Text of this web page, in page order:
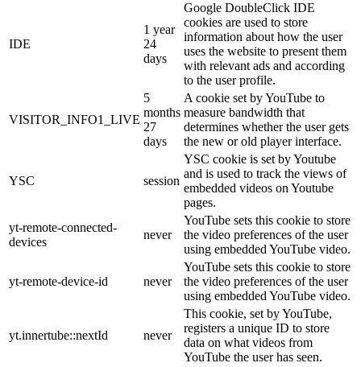
IDE
1 year
24
days
Google DoubleClick IDE
cookies are used to store
information about how the user
uses the website to present them
with relevant ads and according
to the user profile.
VISITOR_INFO1_LIVE
5
months
27
days
A cookie set by YouTube to
measure bandwidth that
determines whether the user gets
the new or old player interface.
YSC session
YSC cookie is set by Youtube
and is used to track the views of
embedded videos on Youtube
pages.
yt-remote-connected-
devices
never
YouTube sets this cookie to store
the video preferences of the user
using embedded YouTube video.
yt-remote-device-id never
YouTube sets this cookie to store
the video preferences of the user
using embedded YouTube video.
yt.innertube::nextId never
This cookie, set by YouTube,
registers a unique ID to store
data on what videos from
YouTube the user has seen.